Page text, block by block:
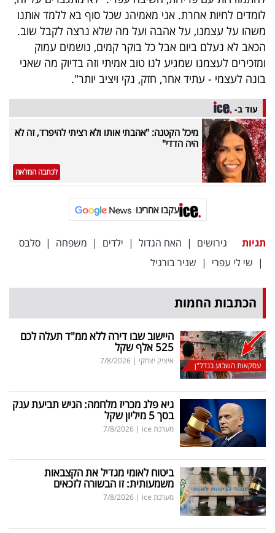
לומדים לחיות אחרת. אני מאמיהנ שכל סוף בא ללמד אותנו
משהו על עצמנו, על אהבה ועל מה שלא נרצה לקבל שוב.
הכאב לא נעלם ביום אבל כל בוקר קמים, נושמים עמוק
ומזכירים לעצמנו שמגיע לנו טוב אמיתי וזה בדיוק מה שאני
בונה לעצמי - עתיד אחר, חזק, נקי ויציב יותר".
עוד ב-
מיכל הקטנה: "אהבתי אותו ולא רציתי להיפרד, זה לא
היה הדדי"
לכתבה המלאה
עקבו אחרינו
תגיות גירושים | האח הגדול | ילדים | משפחה | סלבס
| שי לי עפרי | שניר בורגיל
הכתבות החמות
עסקאות השבוע בנדל"ן
היישוב שבו דירה ללא ממ"ד תעלה לכם
525 אלף שקל
איציק יצחקי |
7/8/2026
גיא פלג מכריז מלחמה: הגיש תביעת ענק
בסך 5 מיליון שקל
מערכת ice |
7/8/2026
ביטוח לאומי מגדיל את הקצבאות
משמעותית: זו הבשורה לזכאים
מערכת ice |
7/8/2026